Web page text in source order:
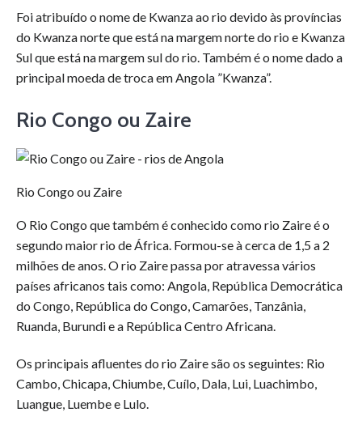
Foi atribuído o nome de Kwanza ao rio devido às províncias
do Kwanza norte que está na margem norte do rio e Kwanza
Sul que está na margem sul do rio. Também é o nome dado a
principal moeda de troca em Angola ”Kwanza”.
Rio Congo ou Zaire
Rio Congo ou Zaire
O Rio Congo que também é conhecido como rio Zaire é o
segundo maior rio de África. Formou-se à cerca de 1,5 a 2
milhões de anos. O rio Zaire passa por atravessa vários
países africanos tais como: Angola, República Democrática
do Congo, República do Congo, Camarões, Tanzânia,
Ruanda, Burundi e a República Centro Africana.
Os principais afluentes do rio Zaire são os seguintes: Rio
Cambo, Chicapa, Chiumbe, Cuílo, Dala, Lui, Luachimbo,
Luangue, Luembe e Lulo.